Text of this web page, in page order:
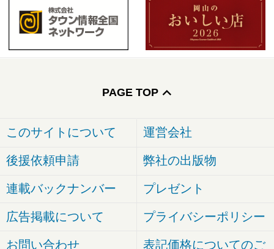
PAGE TOP
このサイトについて 運営会社
後援依頼申請 弊社の出版物
連載バックナンバー プレゼント
広告掲載について プライバシーポリシー
お問い合わせ 表記価格についてのご